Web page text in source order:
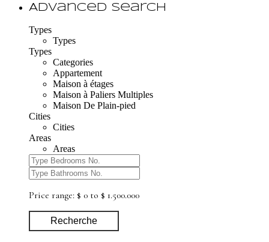
Advanced Search
Types
Types
Types
Categories
Appartement
Maison à étages
Maison à Paliers Multiples
Maison De Plain-pied
Cities
Cities
Areas
Areas
Price range: $ 0 to $ 1.500.000
Recherche